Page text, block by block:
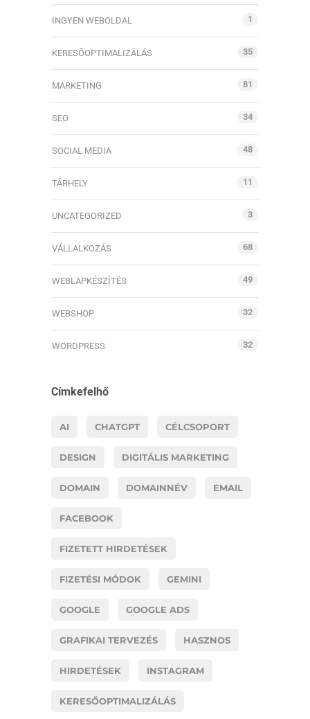
INGYEN WEBOLDAL 1
KERESŐOPTIMALIZÁLÁS 35
MARKETING 81
SEO 34
SOCIAL MEDIA 48
TÁRHELY 11
UNCATEGORIZED 3
VÁLLALKOZÁS 68
WEBLAPKÉSZÍTÉS 49
WEBSHOP 32
WORDPRESS 32
Címkefelhő
AI CHATGPT CÉLCSOPORT
DESIGN DIGITÁLIS MARKETING
DOMAIN DOMAINNÉV EMAIL
FACEBOOK
FIZETETT HIRDETÉSEK
FIZETÉSI MÓDOK GEMINI
GOOGLE GOOGLE ADS
GRAFIKAI TERVEZÉS HASZNOS
HIRDETÉSEK INSTAGRAM
KERESŐOPTIMALIZÁLÁS